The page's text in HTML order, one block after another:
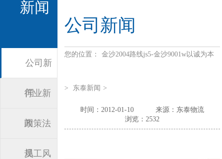
新闻
公司新
闻
行业新
闻
政策法
规
员工风
公司新闻
您的位置： 金沙2004路线js5-金沙9001w以诚为本
> 东泰新闻 >
时间：2012-01-10
来源：东泰物流
浏览：2532